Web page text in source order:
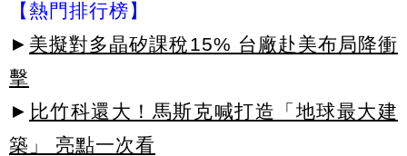
【熱門排行榜】
► 美擬對多晶矽課稅15% 台廠赴美布局降衝
擊
► 比竹科還大！馬斯克喊打造「地球最大建
築」 亮點一次看